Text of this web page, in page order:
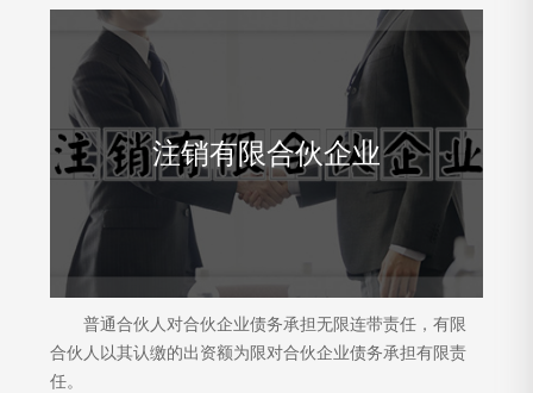
注销有限合伙企业
普通合伙人对合伙企业债务承担无限连带责任，有限
合伙人以其认缴的出资额为限对合伙企业债务承担有限责
任。